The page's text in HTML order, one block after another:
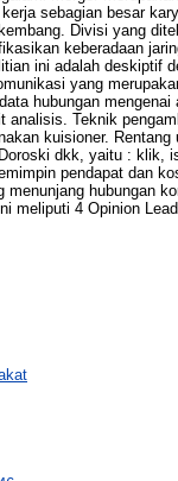
sebagian besar
Divisi yang
keberadaan
ini adalah deskiptif
yang
hubungan
analisis. Teknik
kuisioner.
dkk, yaitu : klik,
pendapat dan
hubungan
meliputi 4 Opinion